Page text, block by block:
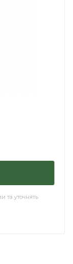
та уточнять